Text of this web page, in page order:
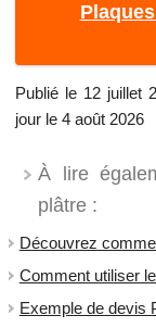
Publié le 12 juillet
jour le 4 août 2026
À lire
plâtre :
Découvrez
Comment utiliser
Exemple de devis